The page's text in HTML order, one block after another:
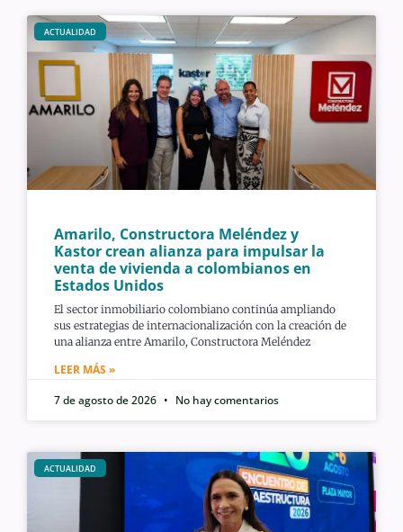
ACTUALIDAD
Amarilo, Constructora Meléndez y
Kastor crean alianza para impulsar la
venta de vivienda a colombianos en
Estados Unidos
El sector inmobiliario colombiano continúa ampliando
sus estrategias de internacionalización con la creación de
una alianza entre Amarilo, Constructora Meléndez
LEER MÁS »
7 de agosto de 2026
No hay comentarios
ACTUALIDAD